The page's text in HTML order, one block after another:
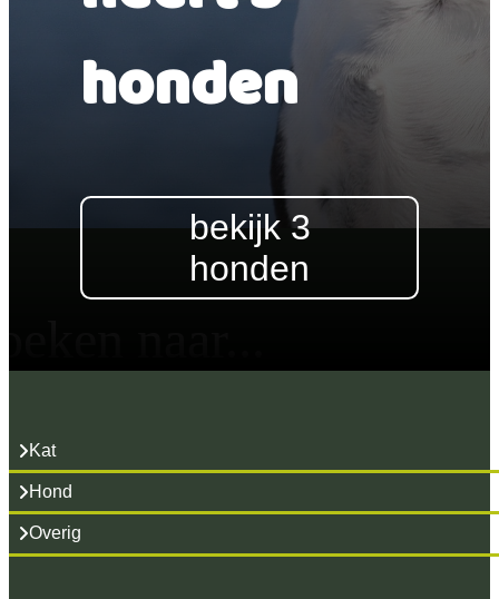
honden
bekijk 3
honden
Kat
Hond
Overig